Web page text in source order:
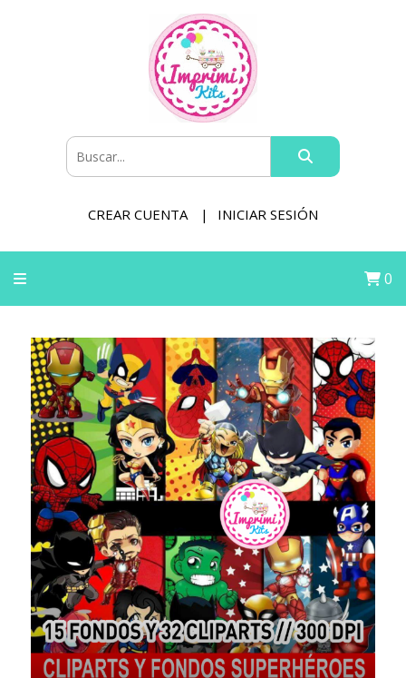
CREAR CUENTA INICIAR SESIÓN
0